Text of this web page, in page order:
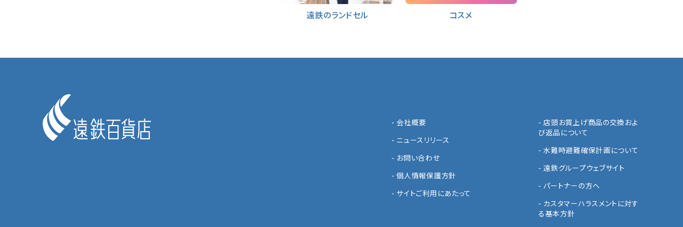
遠鉄のランドセル コスメ
- 会社概要
- ニュースリリース
- お問い合わせ
- 個人情報保護方針
- サイトご利用にあたって
- 店頭お買上げ商品の交換およ
び返品について
- 水難時避難確保計画について
- 遠鉄グループウェブサイト
- パートナーの方へ
- カスタマーハラスメントに対す
る基本方針